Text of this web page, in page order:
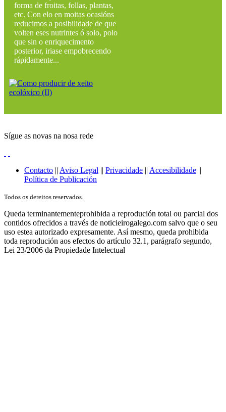
forma de froitas, follas, plantas,
etc. Con elo en moitas ocasións
reducimos a posibilidade de que
volten eses nutrintes ó solo, polo
que sin o enriquecimento
posterior, iriase empobrecendo
rápidamente...
Sígue as novas na nosa rede
Contacto || Aviso Legal || Privacidade || Accesibilidade ||
Política de Publicación
Todos os dereitos reservados.
Queda terminantementeprohibida a reprodución total ou parcial dos
contidos ofrecidos a través de noticieirogalego.com salvo que o seu
uso estea autorizado expresamente. Así mesmo, queda prohibida
toda reprodución aos efectos do artículo 32.1, parágrafo segundo,
Lei 23/2006 da Propiedade Intelectual